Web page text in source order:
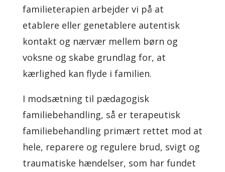
familieterapien arbejder vi på at
etablere eller genetablere autentisk
kontakt og nærvær mellem børn og
voksne og skabe grundlag for, at
kærlighed kan flyde i familien.
I modsætning til pædagogisk
familiebehandling, så er terapeutisk
familiebehandling primært rettet mod at
hele, reparere og regulere brud, svigt og
traumatiske hændelser, som har fundet